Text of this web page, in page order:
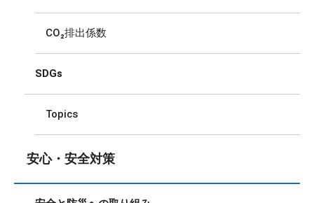
CO₂排出係数
SDGs
Topics
安心・安全対策